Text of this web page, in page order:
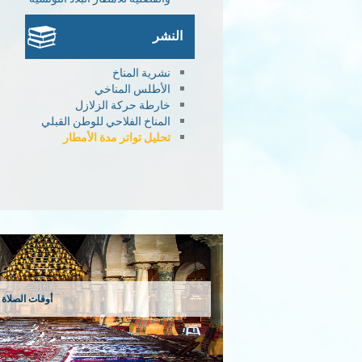
النشر
نشرية المناخ
الأطلس المناخي
خارطة حركة الزلازل
المناخ الفلاحي للوطن القبلي
تحليل تواتر مدة الأمطار
أوقات الصلاة